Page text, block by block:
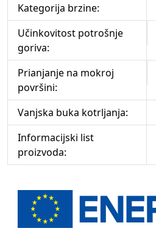
Kategorija brzine:
Učinkovitost potrošnje
goriva:
Prianjanje na mokroj
površini:
Vanjska buka kotrljanja:
Informacijski list
proizvoda: